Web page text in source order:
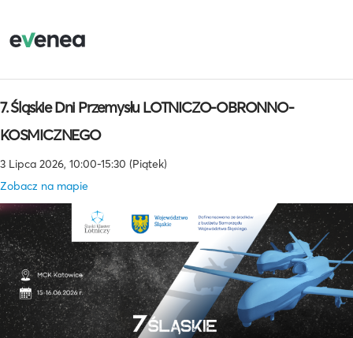
7. Śląskie Dni Przemysłu LOTNICZO-OBRONNO-
KOSMICZNEGO
3 Lipca 2026, 10:00-15:30 (Piątek)
Zobacz na mapie